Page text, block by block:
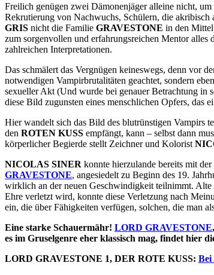
Freilich genügen zwei Dämonenjäger alleine nicht,
Rekrutierung von Nachwuchs, Schülern, die akribisch
GRIS nicht die Familie GRAVESTONE in den
zum sorgenvollen und erfahrungsreichen Mentor
zahlreichen Interpretationen.
Das schmälert das Vergnügen keineswegs, denn vor
notwendigen Vampirbrutalitäten geachtet, sondern
sexueller Akt (Und wurde bei genauer Betrachtung in
diese Bild zugunsten eines menschlichen Opfers, das
Hier wandelt sich das Bild des blutrünstigen Vampirs
den ROTEN KUSS empfängt, kann – selbst dann
körperlicher Begierde stellt Zeichner und Kolorist
NICOLAS SINER konnte hierzulande bereits mit der
GRAVESTONE, angesiedelt zu Beginn des 19.
wirklich an der neuen Geschwindigkeit teilnimmt. Alte
Ehre verletzt wird, konnte diese Verletzung nach
ein, die über Fähigkeiten verfügen, solchen, die man
Eine starke Schauermähr! LORD GRAVESTONE
es im Gruselgenre eher klassisch mag, findet hier
LORD GRAVESTONE 1, DER ROTE KUSS: Bei